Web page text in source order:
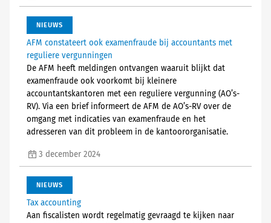
NIEUWS
AFM constateert ook examenfraude bij accountants met
reguliere vergunningen
De AFM heeft meldingen ontvangen waaruit blijkt dat
examenfraude ook voorkomt bij kleinere
accountantskantoren met een reguliere vergunning (AO’s-
RV). Via een brief informeert de AFM de AO’s-RV over de
omgang met indicaties van examenfraude en het
adresseren van dit probleem in de kantoororganisatie.
3 december 2024
NIEUWS
Tax accounting
Aan fiscalisten wordt regelmatig gevraagd te kijken naar